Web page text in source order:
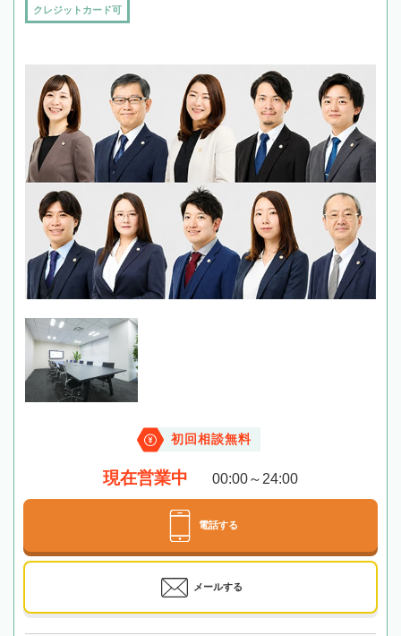
クレジットカード可
初回相談無料
現在営業中 00:00～24:00
電話する
メールする